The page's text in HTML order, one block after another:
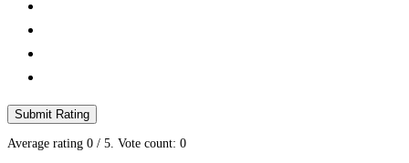
Submit Rating
Average rating 0 / 5. Vote count: 0